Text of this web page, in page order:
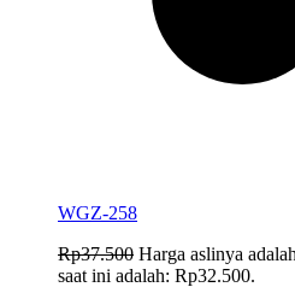
WGZ-258
Rp37.500 Harga aslinya
saat ini adalah: Rp32.500.